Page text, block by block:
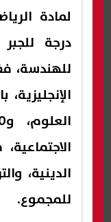
الدينية،
للمجموع.